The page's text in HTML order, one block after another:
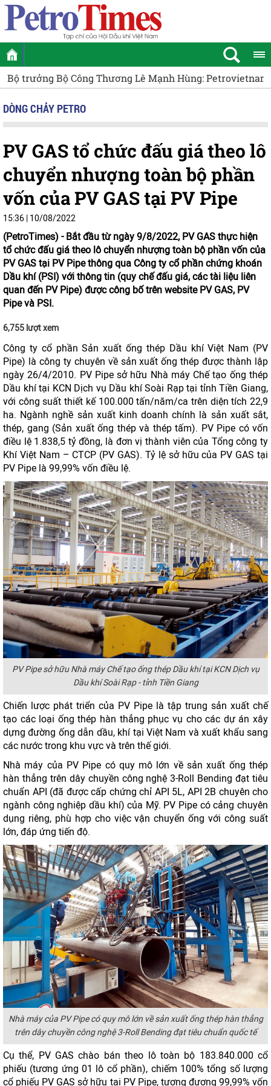
Bộ Công Thương Lê Mạnh Hùng: Petrovietnam
DÒNG CHẢY PETRO
PV GAS tổ chức đấu giá theo lô
chuyển nhượng toàn bộ phần
vốn của PV GAS tại PV Pipe
15:36 | 10/08/2022
(PetroTimes) - Bắt đầu từ ngày 9/8/2022, PV GAS thực hiện
tổ chức đấu giá theo lô chuyển nhượng toàn bộ phần vốn của
PV GAS tại PV Pipe thông qua Công ty cổ phần chứng khoán
Dầu khí (PSI) với thông tin (quy chế đấu giá, các tài liệu liên
quan đến PV Pipe) được công bố trên website PV GAS, PV
Pipe và PSI.
6,755 lượt xem
Công ty cổ phần Sản xuất ống thép Dầu khí Việt Nam (PV
Pipe) là công ty chuyên về sản xuất ống thép được thành lập
ngày 26/4/2010. PV Pipe sở hữu Nhà máy Chế tạo ống thép
Dầu khí tại KCN Dịch vụ Dầu khí Soài Rạp tại tỉnh Tiền Giang,
với công suất thiết kế 100.000 tấn/năm/ca trên diện tích 22,9
ha. Ngành nghề sản xuất kinh doanh chính là sản xuất sắt,
thép, gang (Sản xuất ống thép và thép tấm). PV Pipe có vốn
điều lệ 1.838,5 tỷ đồng, là đơn vị thành viên của Tổng công ty
Khí Việt Nam – CTCP (PV GAS). Tỷ lệ sở hữu của PV GAS tại
PV Pipe là 99,99% vốn điều lệ.
PV Pipe sở hữu Nhà máy Chế tạo ống thép Dầu khí tại KCN Dịch vụ
Dầu khí Soài Rạp - tỉnh Tiền Giang
Chiến lược phát triển của PV Pipe là tập trung sản xuất chế
tạo các loại ống thép hàn thẳng phục vụ cho các dự án xây
dựng đường ống dẫn dầu, khí tại Việt Nam và xuất khẩu sang
các nước trong khu vực và trên thế giới.
Nhà máy của PV Pipe có quy mô lớn về sản xuất ống thép
hàn thẳng trên dây chuyền công nghệ 3-Roll Bending đạt tiêu
chuẩn API (đã được cấp chứng chỉ API 5L, API 2B chuyên cho
ngành công nghiệp dầu khí) của Mỹ. PV Pipe có cảng chuyên
dụng riêng, phù hợp cho việc vận chuyển ống với công suất
lớn, đáp ứng tiến độ.
Nhà máy của PV Pipe có quy mô lớn về sản xuất ống thép hàn thẳng
trên dây chuyền công nghệ 3-Roll Bending đạt tiêu chuẩn quốc tế
Cụ thể, PV GAS chào bán theo lô toàn bộ 183.840.000 cổ
phiếu (tương ứng 01 lô cổ phần), chiếm 100% tổng số lượng
cổ phiếu PV GAS sở hữu tại PV Pipe, tương đương 99,99% vốn